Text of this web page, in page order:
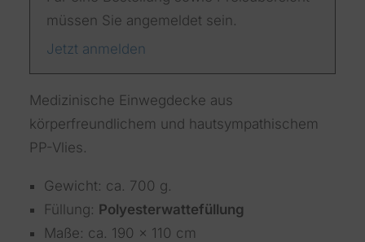
müssen Sie angemeldet sein.
Jetzt anmelden
Medizinische Einwegdecke aus
körperfreundlichem und hautsympathischem
PP-Vlies.
Gewicht: ca. 700 g.
Füllung: Polyesterwattefüllung
Maße: ca. 190 x 110 cm